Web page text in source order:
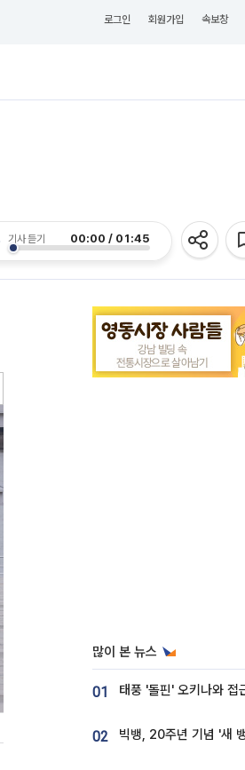
로그인 회원가입 속보창
기사 듣기 00:00 / 01:45
많이 본 뉴스
01
02